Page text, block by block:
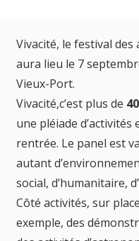
Vivacité, le festival
aura lieu le 7
Vieux-Port.
Vivacité,c’est plus de
une pléiade
rentrée. Le panel est
autant
social, d’humanitaire,
Côté activités, sur
exemple, des